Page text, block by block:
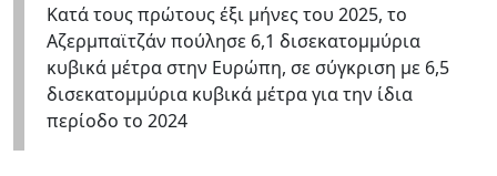
Κατά τους πρώτους έξι μήνες του 2025, το
Αζερμπαϊτζάν πούλησε 6,1 δισεκατομμύρια
κυβικά μέτρα στην Ευρώπη, σε σύγκριση με 6,5
δισεκατομμύρια κυβικά μέτρα για την ίδια
περίοδο το 2024